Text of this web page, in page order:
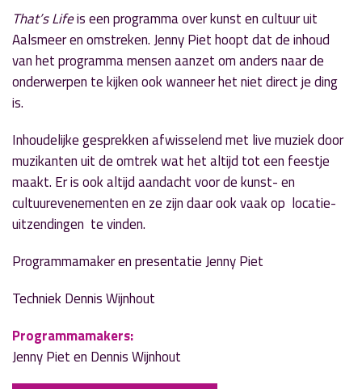
That’s Lifeis een programma over kunst en cultuur uit
Aalsmeer en omstreken. Jenny Piet hoopt dat de inhoud
van het programma mensen aanzet om anders naar de
onderwerpen te kijken ook wanneer het niet direct je ding
is.
Inhoudelijke gesprekken afwisselend met live muziek door
muzikanten uit de omtrek wat het altijd tot een feestje
maakt. Er is ook altijd aandacht voor de kunst- en
cultuurevenementen en ze zijn daar ook vaak op locatie-
uitzendingen te vinden.
Programmamaker en presentatie Jenny Piet
Techniek Dennis Wijnhout
Programmamakers:
Jenny Piet en Dennis Wijnhout